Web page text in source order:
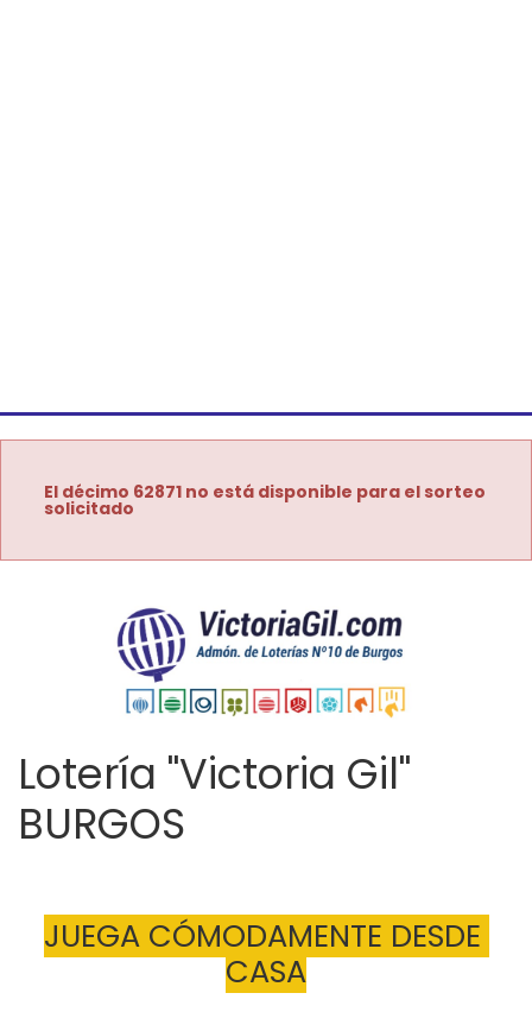
El décimo 62871 no está disponible para el sorteo
solicitado
Lotería "Victoria Gil"
BURGOS
JUEGA CÓMODAMENTE DESDE
CASA